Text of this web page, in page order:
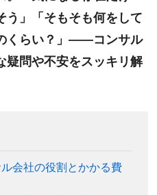
う」「そもそも何をして
くらい？」――コンサル
疑問や不安をスッキリ解
会社の役割とかかる費